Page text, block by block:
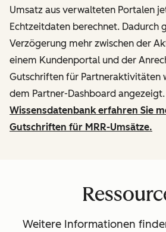
Umsatz aus verwalteten Portalen
Echtzeitdaten berechnet. Dadurch
Verzögerung mehr zwischen der
einem Kundenportal und der
Gutschriften für Partneraktivitäten
dem Partner-Dashboard angezeigt.
Wissensdatenbank erfahren Sie
Gutschriften für MRR-Umsätze.
Weitere Informationen